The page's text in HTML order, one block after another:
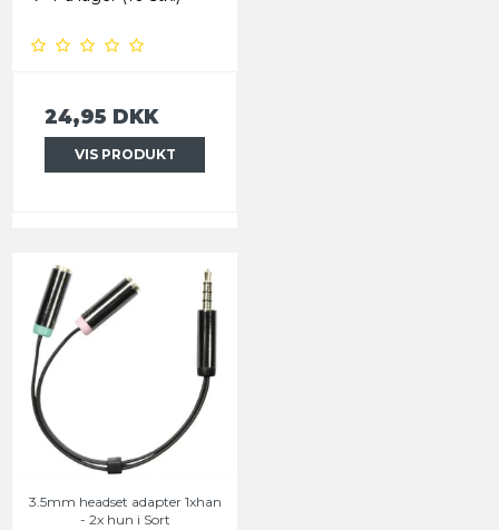
24,95 DKK
VIS PRODUKT
3.5mm headset adapter 1xhan
- 2x hun i Sort